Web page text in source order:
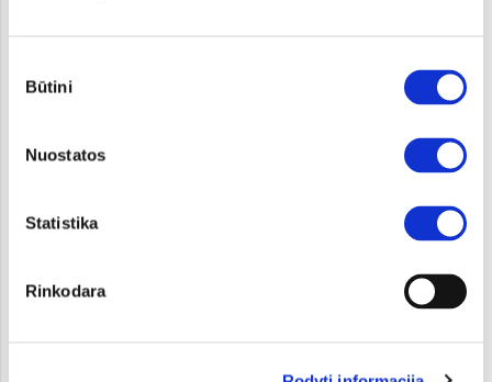
pasirinkimas
Būtini
Nuostatos
Statistika
Rinkodara